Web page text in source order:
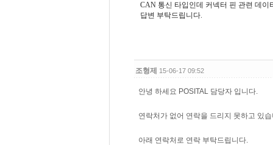
CAN 통신 타입인데 커넥터 핀 관련 데
답변 부탁드립니다.
조형제 15-06-17 09:52
안녕 하세요 POSITAL 담당자 입니다.
연락처가 없어 연락을 드리지 못하고 있
아래 연락처로 연락 부탁드립니다.